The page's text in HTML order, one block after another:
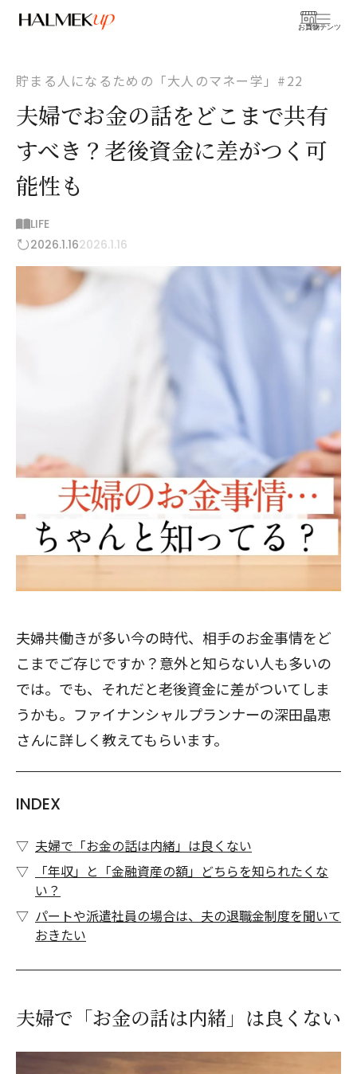
お買物
コンテンツ
貯まる人になるための「大人のマネー学」#22
夫婦でお金の話をどこまで共有
すべき？老後資金に差がつく可
能性も
LIFE
2026.1.162026.1.16
夫婦共働きが多い今の時代、相手のお金事情をど
こまでご存じですか？意外と知らない人も多いの
では。でも、それだと老後資金に差がついてしま
うかも。ファイナンシャルプランナーの深田晶恵
さんに詳しく教えてもらいます。
INDEX
夫婦で「お金の話は内緒」は良くない
「年収」と「金融資産の額」どちらを知られたくな
い？
パートや派遣社員の場合は、夫の退職金制度を聞いて
おきたい
夫婦で「お金の話は内緒」は良くない